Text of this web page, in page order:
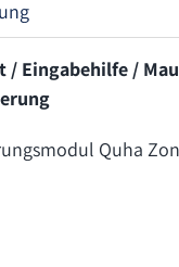
/ Eingabehilfe /
Quha